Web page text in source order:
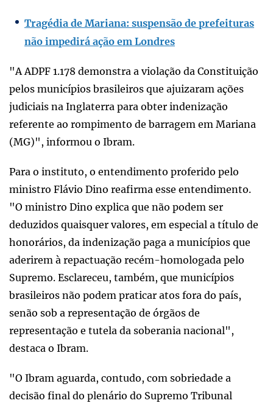
Tragédia de Mariana: suspensão de prefeituras
não impedirá ação em Londres
"A ADPF 1.178 demonstra a violação da Constituição
pelos municípios brasileiros que ajuizaram ações
judiciais na Inglaterra para obter indenização
referente ao rompimento de barragem em Mariana
(MG)", informou o Ibram.
Para o instituto, o entendimento proferido pelo
ministro Flávio Dino reafirma esse entendimento.
"O ministro Dino explica que não podem ser
deduzidos quaisquer valores, em especial a título de
honorários, da indenização paga a municípios que
aderirem à repactuação recém-homologada pelo
Supremo. Esclareceu, também, que municípios
brasileiros não podem praticar atos fora do país,
senão sob a representação de órgãos de
representação e tutela da soberania nacional",
destaca o Ibram.
"O Ibram aguarda, contudo, com sobriedade a
decisão final do plenário do Supremo Tribunal